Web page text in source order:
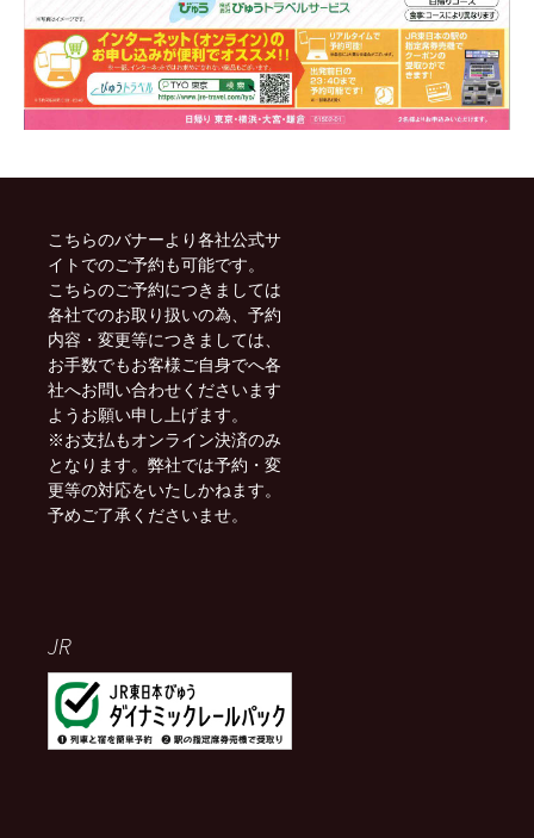
こちらのバナーより各社公式サ
イトでのご予約も可能です。
こちらのご予約につきましては
各社でのお取り扱いの為、予約
内容・変更等につきましては、
お手数でもお客様ご自身でへ各
社へお問い合わせくださいます
ようお願い申し上げます。
※お支払もオンライン決済のみ
となります。弊社では予約・変
更等の対応をいたしかねます。
予めご了承くださいませ。
JR